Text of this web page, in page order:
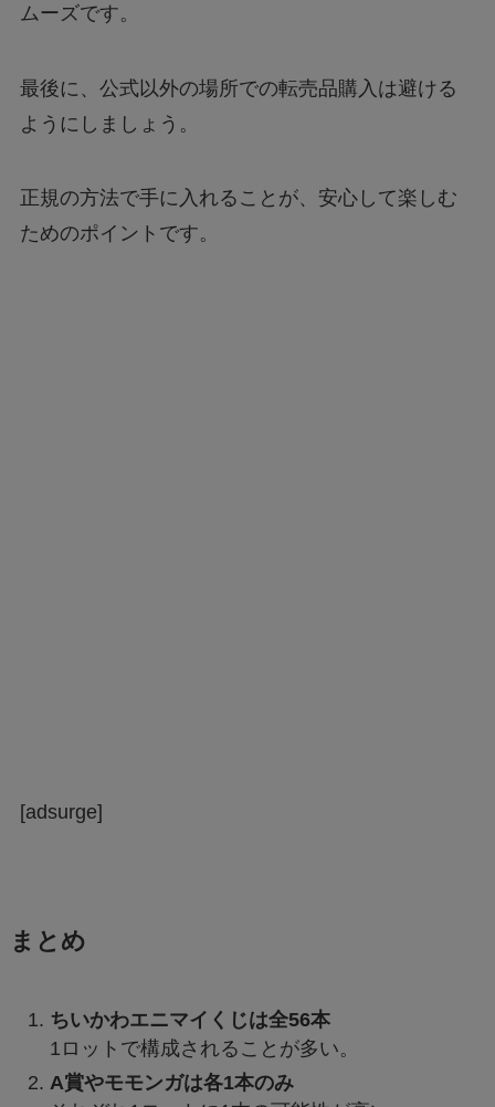
ムーズです。
最後に、公式以外の場所での転売品購入は避ける
ようにしましょう。
正規の方法で手に入れることが、安心して楽しむ
ためのポイントです。
[adsurge]
まとめ
ちいかわエニマイくじは全56本
1ロットで構成されることが多い。
A賞やモモンガは各1本のみ